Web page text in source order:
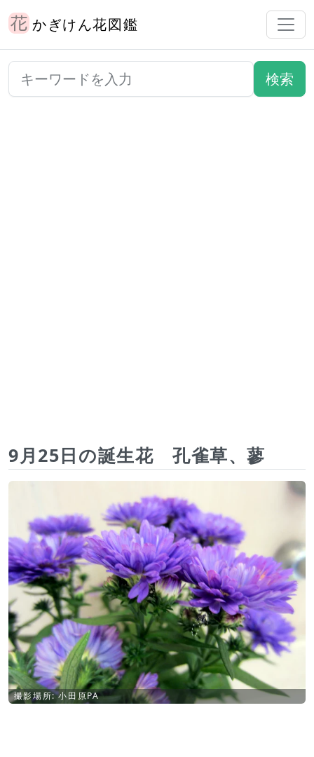
かぎけん花図鑑
9月25日の誕生花 孔雀草、蓼
撮影場所: 小田原PA